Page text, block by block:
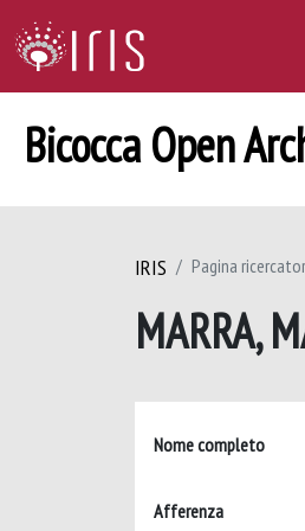
Bicocca Open
IRIS Pagina
MARRA,
Nome completo
Afferenza